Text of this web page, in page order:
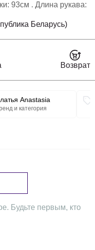
93см . Длина рукава:
Беларусь)
Возврат
Anastasia
и категория
Будьте первым, кто